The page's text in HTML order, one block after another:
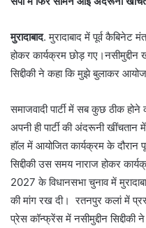
मुरादाबाद. मुरादाबाद में पूर्व कैबिनेट
होकर कार्यक्रम छोड़
सिद्दीकी ने कहा कि मुझे बुलाकर
समाजवादी पार्टी में सब कुछ ठीक
अपनी ही पार्टी की अंदरूनी खींचतान
हॉल में आयोजित कार्यक्रम के दौरान
सिद्दीकी उस समय नाराज होकर
2027 के विधानसभा चुनाव में
की मांग रख दी। रतनपुर कलां में
प्रेस कॉन्फ्रेंस में नसीमुद्दीन सिद्दीकी